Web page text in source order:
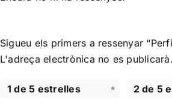
Sigueu els primers a ressenyar
L'adreça electrònica no es publicarà.
1 de 5 estrelles 2 de 5